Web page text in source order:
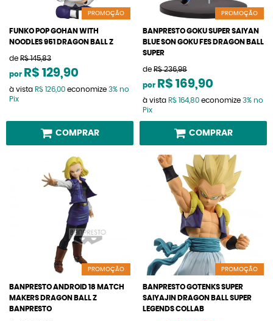
PROMOÇÃO
FUNKO POP GOHAN WITH
NOODLES 951 DRAGON BALL Z
de R$ 145,83
por R$ 129,90
à vista R$ 126,00 economize 3% no
Pix
COMPRAR
PROMOÇÃO
BANPRESTO GOKU SUPER SAIYAN
BLUE SON GOKU FES DRAGON BALL
SUPER
de R$ 236,98
por R$ 169,90
à vista R$ 164,80 economize 3% no
Pix
COMPRAR
PROMOÇÃO
BANPRESTO ANDROID 18 MATCH
MAKERS DRAGON BALL Z
BANPRESTO
PROMOÇÃO
BANPRESTO GOTENKS SUPER
SAIYAJIN DRAGON BALL SUPER
LEGENDS COLLAB